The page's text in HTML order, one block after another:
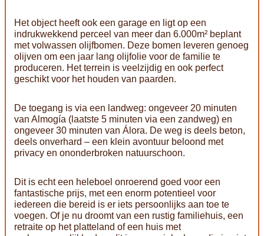
Het object heeft ook een garage en ligt op een
indrukwekkend perceel van meer dan 6.000m² beplant
met volwassen olijfbomen. Deze bomen leveren genoeg
olijven om een jaar lang olijfolie voor de familie te
produceren. Het terrein is veelzijdig en ook perfect
geschikt voor het houden van paarden.
De toegang is via een landweg: ongeveer 20 minuten
van Almogía (laatste 5 minuten via een zandweg) en
ongeveer 30 minuten van Álora. De weg is deels beton,
deels onverhard – een klein avontuur beloond met
privacy en ononderbroken natuurschoon.
Dit is echt een heleboel onroerend goed voor een
fantastische prijs, met een enorm potentieel voor
iedereen die bereid is er iets persoonlijks aan toe te
voegen. Of je nu droomt van een rustig familiehuis, een
retraite op het platteland of een huis met